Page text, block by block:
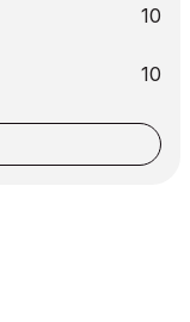
10
10